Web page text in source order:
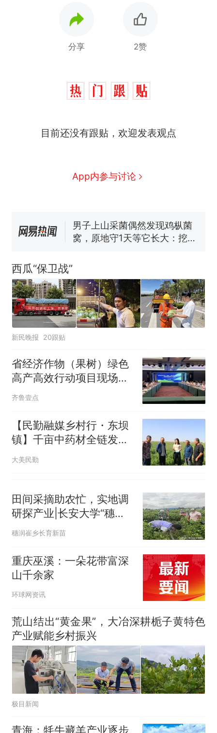
分享 2赞
目前还没有跟贴，欢迎发表观点
App内参与讨论
热
那个在床头放菜刀的女孩，
因老师一句“跟我回家”改写了
费大厨“全国小炒肉大王”称
窝，原地守1天等它长大：挖了
140多朵
美国渔民钓获鲨鱼徒手将其拽
回大海 目击者直呼震惊 （视频
热 那个在床头放菜刀的女孩，
因老师一句“跟我回家”改写了
人生
西瓜“保卫战”
新民晚报 20跟贴
省经济作物（果树）绿色
高产高效行动项目现场观
摩交流会落地栖霞
齐鲁壹点
【民勤融媒乡村行・东坝
镇】千亩中药材全链发展
激活乡村振兴动能
大美民勤
田间采摘助农忙，实地调
研探产业|长安大学“穗润
崔乡，长育新苗”暑期社会
地调研特色农业发展
穗润崔乡长育新苗
重庆巫溪：一朵花带富深
山千余家
环球网资讯
荒山结出“黄金果”，大冶深耕栀子黄特色
产业赋能乡村振兴
极目新闻
青海：牦牛藏羊产业逐步